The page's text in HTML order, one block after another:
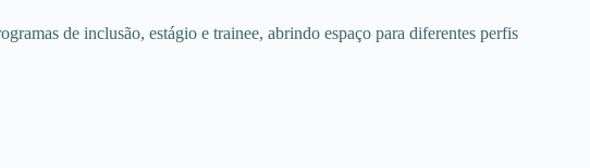
de inclusão, estágio e trainee, abrindo espaço para diferentes perfis